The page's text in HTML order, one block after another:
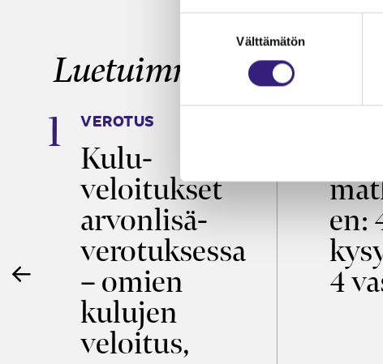
Välttämätön
Luetuimmat
VEROTUS
Kulu­
veloitukset
arvon­lisä­
verotuksessa
– omien
kulujen
veloitus,
en:
4